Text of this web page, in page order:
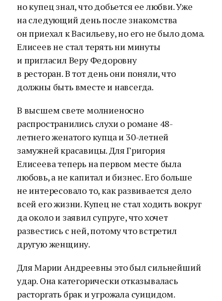
но купец знал, что добьется ее любви. Уже
на следующий день после знакомства
он приехал к Васильеву, но его не было дома.
Елисеев не стал терять ни минуты
и пригласил Веру Федоровну
в ресторан. В тот день они поняли, что
должны быть вместе и навсегда.
В высшем свете молниеносно
распространились слухи о романе 48-
летнего женатого купца и 30-летней
замужней красавицы. Для Григория
Елисеева теперь на первом месте была
любовь, а не капитал и бизнес. Его больше
не интересовало то, как развивается дело
всей его жизни. Купец не стал ходить вокруг
да около и заявил супруге, что хочет
развестись с ней, потому что встретил
другую женщину.
Для Марии Андреевны это был сильнейший
удар. Она категорически отказывалась
расторгать брак и угрожала суицидом.